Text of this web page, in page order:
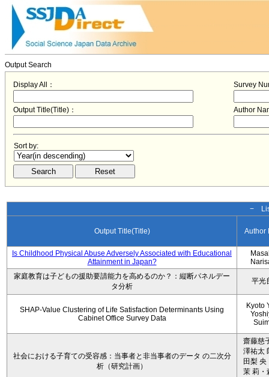
Output Search
Display All： Survey
Output Title(Title)： Author
Sort by:
−
Output Title(Title) Author
Is Childhood Physical Abuse Adversely Associated with Educational
Attainment in Japan?
家庭教育は子どもの援助要請能力を高めるのか？：縦断パネルデー
タ分析
平光
SHAP-Value Clustering of Life Satisfaction Determinants Using
Cabinet Office Survey Data
Kyoto
社会における子育ての受容感：当事者と非当事者のデータ の二次分
析（研究計画）
齋藤慈
澤祐太
田梨 央
茉 莉・